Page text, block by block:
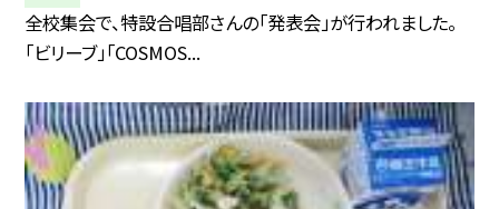
全校集会で、特設合唱部さんの「発表会」が行われました。
「ビリーブ」「COSMOS...